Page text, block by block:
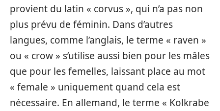
provient du latin « corvus », qui n’a pas non
plus prévu de féminin. Dans d’autres
langues, comme l’anglais, le terme « raven »
ou « crow » s’utilise aussi bien pour les mâles
que pour les femelles, laissant place au mot
« female » uniquement quand cela est
nécessaire. En allemand, le terme « Kolkrabe